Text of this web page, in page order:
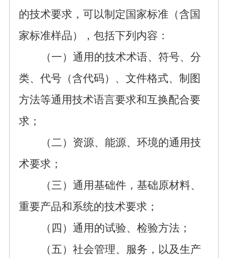
的技术要求， 可以制定国家标准（含国
家标准样品），包括下列内容：
（一）通用的技术术语、符号、分
类、代号（含代码）、文件格式、制图
方法等通用技术语言要求和互换配合要
求；
（二） 资源、能源、环境的通用技
术要求；
（三） 通用基础件，基础原材料、
重要产品和系统的技术要求 ；
（四）通用的试验、检验方法；
（五）社会管理、服务，以及生产